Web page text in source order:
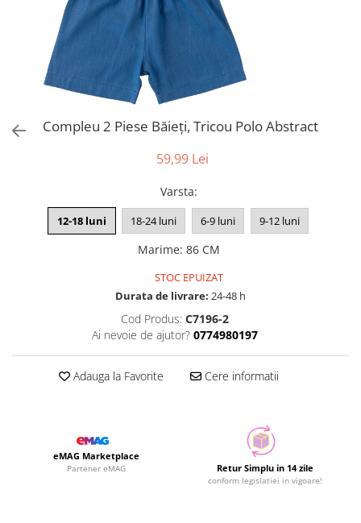
Compleu 2 Piese Băieți, Tricou Polo Abstract
59,99 Lei
Varsta:
12-18 luni 18-24 luni 6-9 luni 9-12 luni
Marime: 86 CM
STOC EPUIZAT
Durata de livrare: 24-48 h
Cod Produs: C7196-2
Ai nevoie de ajutor? 0774980197
Adauga la Favorite Cere informatii
eMAG Marketplace
Partener eMAG Retur Simplu in 14 zile
conform legislatiei in vigoare!